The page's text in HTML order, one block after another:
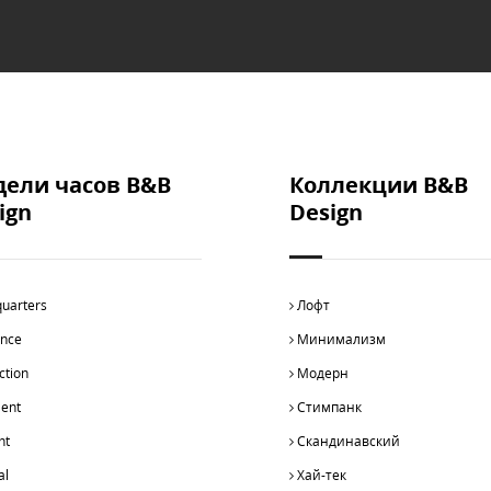
часов B&B
Коллекции B&B
Design
Лофт
Минимализм
Модерн
Стимпанк
Скандинавский
Хай-тек